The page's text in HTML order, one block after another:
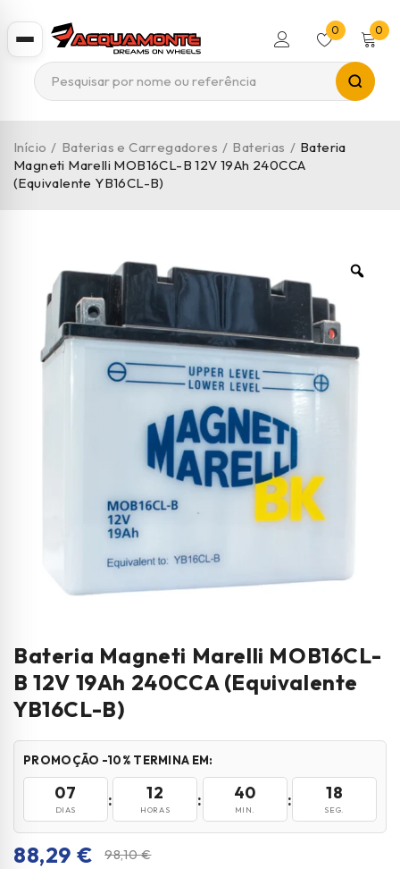
0 0
Início / Baterias e Carregadores / Baterias / Bateria
Magneti Marelli MOB16CL-B 12V 19Ah 240CCA
(Equivalente YB16CL-B)
Bateria Magneti Marelli MOB16CL-
B 12V 19Ah 240CCA (Equivalente
YB16CL-B)
PROMOÇÃO -10% TERMINA EM:
07
DIAS
: 12
HORAS
: 40
MIN.
: 16
SEG.
98,10€
88,29 €